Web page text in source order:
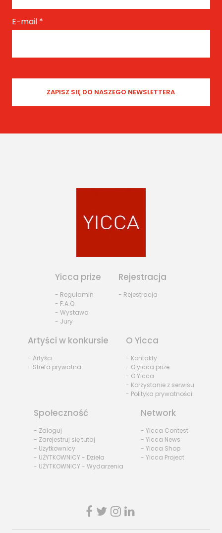
E-mail *
Yicca prize
- Regulamin
- F.A.Q.
- Wystawa
- Jury
Rejestracja
- Rejestracja
Artyści w konkursie
- Artyści
- Strefa prywatna
O Yicca
- Kontakty
- O yicca prize
- O Yicca
- Korzystanie z serwisu
- Polityka prywatności
Społeczność
- Zaloguj
- Zarejestruj się tutaj
- Użytkownicy
- UŻYTKOWNICY - Dzieła
- UŻYTKOWNICY - Wydarzenia
Network
- Yicca Contest
- Yicca News
- Yicca Shop
- Yicca Project